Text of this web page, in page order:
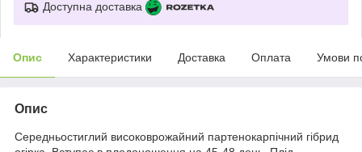
Доступна доставка
Опис Характеристики Доставка Оплата Умови
Опис
Середньостиглий високоврожайний партенокарпічний гібрид